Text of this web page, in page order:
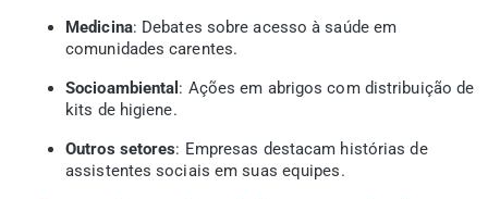
Medicina: Debates sobre acesso à saúde em
comunidades carentes.
Socioambiental : Ações em abrigos com distribuição de
kits de higiene.
Outros setores: Empresas destacam histórias de
assistentes sociais em suas equipes.